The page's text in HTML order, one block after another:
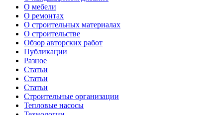
О мебели
О ремонтах
О строительных материалах
О строительстве
Обзор авторских работ
Публикации
Разное
Статьи
Статьи
Статьи
Строительные организации
Тепловые насосы